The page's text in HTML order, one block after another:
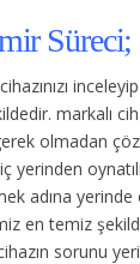
Süreci;
markalı
olmadan
yerinden
adına yerinde
en temiz
sorunu